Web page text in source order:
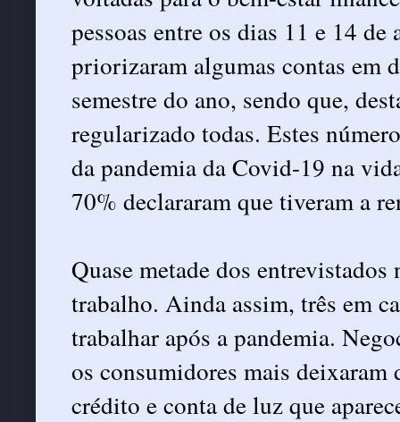
pessoas entre os dias 11 e 14
priorizaram algumas contas em
semestre do ano, sendo que,
regularizado todas. Estes
da pandemia da Covid-19 na
70% declararam que tiveram a
Quase metade dos
trabalho. Ainda assim, três em
trabalhar após a pandemia.
os consumidores mais deixaram
crédito e conta de luz que